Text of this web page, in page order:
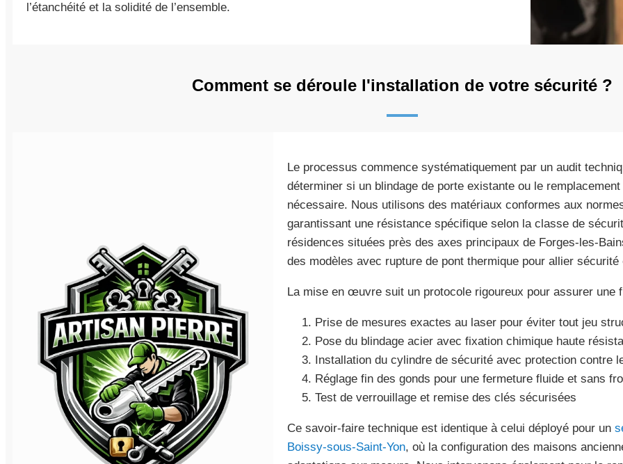
l’étanchéité et la solidité de l’ensemble.
Comment se déroule l'installation de votre sécurité ?
Le processus commence systématiquement par un audit
déterminer si un blindage de porte existante ou le
nécessaire. Nous utilisons des matériaux conformes aux
garantissant une résistance spécifique selon la classe de
résidences situées près des axes principaux de Forges-les-
des modèles avec rupture de pont thermique pour allier sécurité
La mise en œuvre suit un protocole rigoureux pour assurer une
Prise de mesures exactes au laser pour éviter tout jeu
Pose du blindage acier avec fixation chimique haute
Installation du cylindre de sécurité avec protection contre
Réglage fin des gonds pour une fermeture fluide et sans
Test de verrouillage et remise des clés sécurisées
Ce savoir-faire technique est identique à celui déployé pour un
Boissy-sous-Saint-Yon, où la configuration des maisons